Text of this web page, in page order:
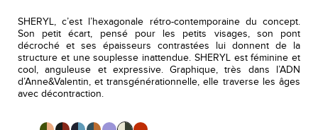
SHERYL, c’est l’hexagonale rétro-contemporaine du concept.
Son petit écart, pensé pour les petits visages, son pont
décroché et ses épaisseurs contrastées lui donnent de la
structure et une souplesse inattendue. SHERYL est féminine et
cool, anguleuse et expressive. Graphique, très dans l’ADN
d’Anne&Valentin, et transgénérationnelle, elle traverse les âges
avec décontraction.